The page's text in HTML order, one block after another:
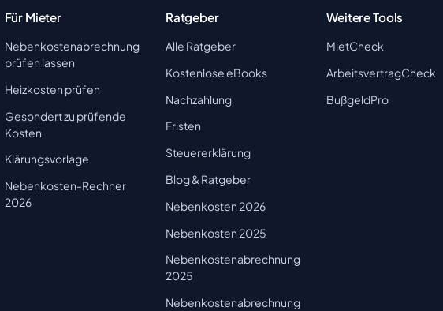
Für Mieter
Nebenkostenabrechnung
prüfen lassen
Heizkosten prüfen
Gesondert zu prüfende
Kosten
Klärungsvorlage
Nebenkosten-Rechner
2026
Ratgeber
Alle Ratgeber
Kostenlose eBooks
Nachzahlung
Fristen
Steuererklärung
Blog & Ratgeber
Nebenkosten 2026
Nebenkosten 2025
Nebenkostenabrechnung
2025
Nebenkostenabrechnung
Weitere Tools
MietCheck
ArbeitsvertragCheck
BußgeldPro